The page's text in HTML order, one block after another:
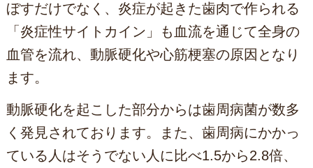
ぼすだけでなく、炎症が起きた歯肉で作られる
「炎症性サイトカイン」も血流を通じて全身の
血管を流れ、動脈硬化や心筋梗塞の原因となり
ます。
動脈硬化を起こした部分からは歯周病菌が数多
く発見されております。また、歯周病にかかっ
ている人はそうでない人に比べ1.5から2.8倍、